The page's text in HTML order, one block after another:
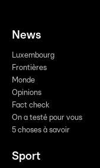
News
Luxembourg
Frontières
Monde
Opinions
Fact check
On a testé pour vous
5 choses à savoir
Sport